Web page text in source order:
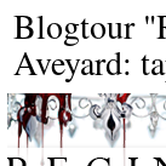
Blogtour
Aveyard: